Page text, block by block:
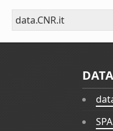
data.CNR.it